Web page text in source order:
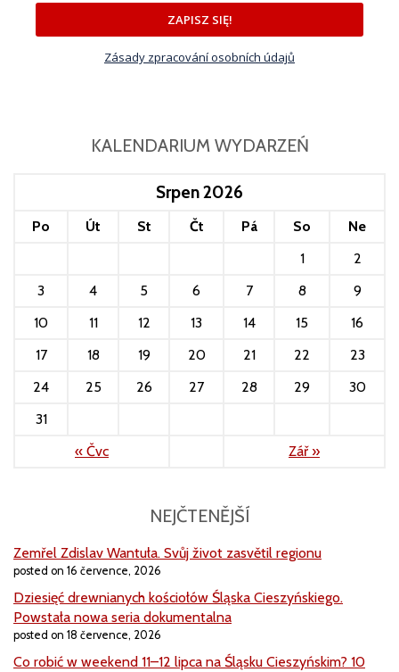
ZAPISZ SIĘ!
Zásady zpracování osobních údajů
KALENDARIUM WYDARZEŃ
Srpen 2026
Po Út St Čt Pá So
Ne
1
2
3
4 5 6 7 8
9
10
11 12 13 14 15
16
17
18 19 20 21 22
23
24
25 26 27 28 29
30
31
« Čvc
Zář »
NEJČTENĚJŠÍ
Zemřel Zdislav Wantuła. Svůj život zasvětil regionu
posted on 16 července, 2026
Dziesięć drewnianych kościołów Śląska Cieszyńskiego.
Powstała nowa seria dokumentalna
posted on 18 července, 2026
Co robić w weekend 11–12 lipca na Śląsku Cieszyńskim? 10